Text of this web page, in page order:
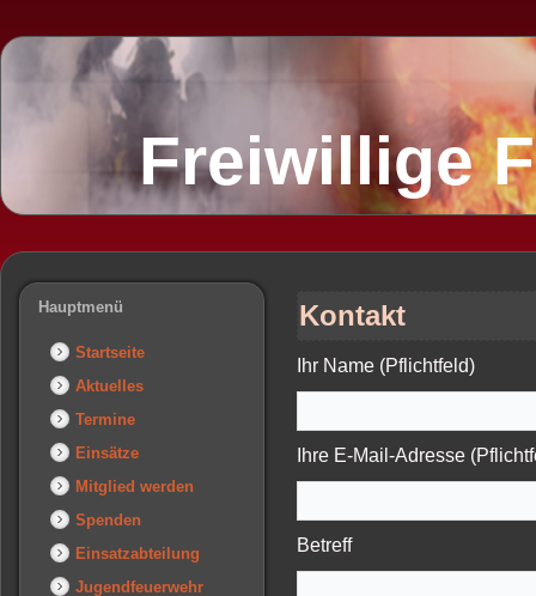
Freiwillige
Hauptmenü
Startseite
Aktuelles
Termine
Einsätze
Mitglied werden
Spenden
Einsatzabteilung
Jugendfeuerwehr
Kontakt
Ihr Name (Pflichtfeld)
Ihre E-Mail-Adresse
Betreff